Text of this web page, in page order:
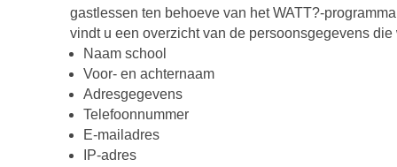
gastlessen ten behoeve van het WATT?-
vindt u een overzicht van de persoonsgegevens
Naam school
Voor- en achternaam
Adresgegevens
Telefoonnummer
E-mailadres
IP-adres